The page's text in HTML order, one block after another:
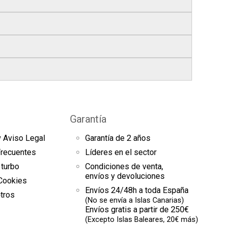
finales.
a continuación).
condiciones generales
del pedido para que puedas
Aviso Legal
Garantía
Garantía de 2 años
Líderes en el sector
Condiciones de venta,
envíos y devoluciones
Envíos 24/48h a toda España
(No se envía a Islas Canarias)
Envíos gratis a partir de 250€
(Excepto Islas Baleares, 20€ más)